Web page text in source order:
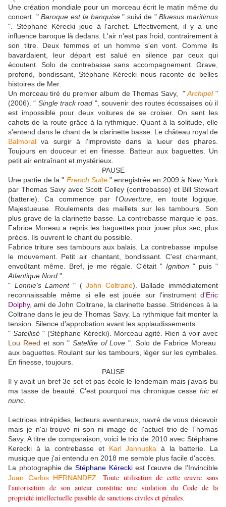
Une création mondiale pour un morceau écrit le matin même du
concert. "Baroque est la banquise" suivi de "Bluesus maritimus
". Stéphane Kérecki joue à l'archet. Effectivement, il y a une
influence baroque là dedans. L'air n'est pas froid, contrairement à
son titre. Deux femmes et un homme s'en vont. Comme ils
bavardaient, leur départ est salué en silence par ceux qui
écoutent. Solo de contrebasse sans accompagnement. Grave,
profond, bondissant, Stéphane Kérecki nous raconte de belles
histoires de Mer.
Un morceau tiré du premier album de Thomas Savy, "Archipel"
(2006). " Single track road ", souvenir des routes écossaises où il
est impossible pour deux voitures de se croiser. On sent les
cahots de la route grâce à la rythmique. Quant à la solitude, elle
s'entend dans le chant de la clarinette basse. Le château royal de
Balmoral va surgir à l'improviste dans la lueur des phares.
Toujours en douceur et en finesse. Batteur aux baguettes. Un
petit air entraînant et mystérieux.
PAUSE
Une partie de la " French Suite" enregistrée en 2009 à New York
par Thomas Savy avec Scott Colley (contrebasse) et Bill Stewart
(batterie). Ca commence par l'Ouverture, en toute logique.
Majestueuse. Roulements des maillets sur les tambours. Son
plus grave de la clarinette basse. La contrebasse marque le pas.
Fabrice Moreau a repris les baguettes pour jouer plus sec, plus
précis. Ils ouvrent le chant du possible.
Fabrice triture ses tambours aux balais. La contrebasse impulse
le mouvement. Petit air chantant, bondissant. C'est charmant,
envoûtant même. Bref, je me régale. C'était " Ignition " puis "
Atlantique Nord ".
" Lonnie's Lament" (John Coltrane). Ballade immédiatement
reconnaissable même si elle est jouée sur l'instrument d'Eric
Dolphy, ami de John Coltrane, la clarinette basse. Stridences à la
Coltrane dans le jeu de Thomas Savy. La rythmique fait monter la
tension. Silence d'approbation avant les applaudissements.
" Satellisé " (Stéphane Kérecki). Morceau agité. Rien à voir avec
Lou Reed et son " Satellite of Love ". Solo de Fabrice Moreau
aux baguettes. Roulant sur les tambours, léger sur les cymbales.
En finesse, toujours.
PAUSE
Il y avait un bref 3e set et pas école le lendemain mais j'avais bu
ma tasse de beauté. C'est pourquoi ma chronique cesse hic et
nunc
Lectrices intrépides, lecteurs aventureux, navré de vous décevoir
mais je n'ai trouvé ni son ni image de l'actuel trio de Thomas
Savy. A titre de comparaison, voici le trio de 2010 avec Stéphane
Kerecki à la contrebasse et Karl Jannuska à la batterie. La
musique que j'ai entendu en 2018 me semble plus facile d'accès.
La photographie de Stéphane Kéreckiest l'œuvre de l'Invincible
Juan Carlos HERNANDEZ
Toute utilisation de cette œuvre sans
l'autorisation de son auteur constitue une violation du Code de la
propriété intellectuelle passible de sanctions civiles et pénales